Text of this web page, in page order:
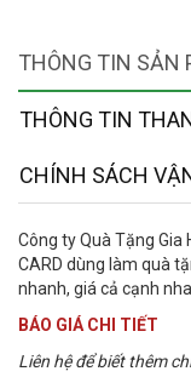
THÔNG TIN SẢN
THÔNG TIN
CHÍNH SÁCH
Công ty Quà Tặng Gia
CARD dùng làm quà
nhanh, giá cả cạnh
BÁO GIÁ CHI TIẾT
Liên hệ để biết thêm